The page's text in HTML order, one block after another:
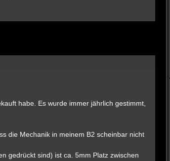
habe. Es wurde immer jährlich gestimmt,
die Mechanik in meinem B2 scheinbar nicht
gedrückt sind) ist ca. 5mm Platz zwischen